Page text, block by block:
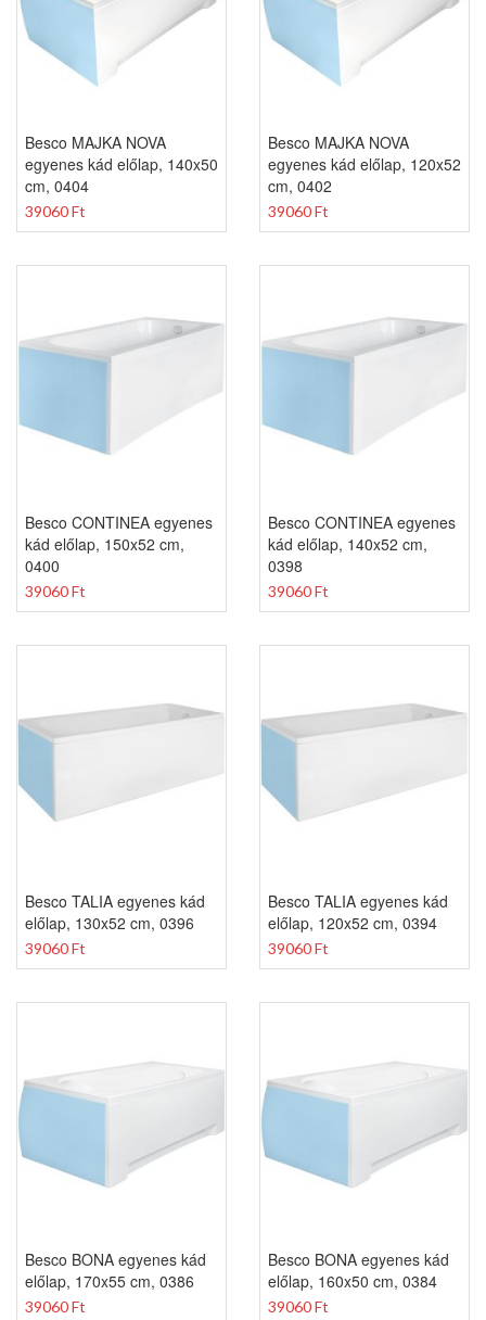
Besco MAJKA NOVA
egyenes kád előlap, 140x50
cm, 0404
39060 Ft
Besco MAJKA NOVA
egyenes kád előlap, 120x52
cm, 0402
39060 Ft
Besco CONTINEA egyenes
kád előlap, 150x52 cm,
0400
39060 Ft
Besco CONTINEA egyenes
kád előlap, 140x52 cm,
0398
39060 Ft
Besco TALIA egyenes kád
előlap, 130x52 cm, 0396
39060 Ft
Besco TALIA egyenes kád
előlap, 120x52 cm, 0394
39060 Ft
Besco BONA egyenes kád
előlap, 170x55 cm, 0386
39060 Ft
Besco BONA egyenes kád
előlap, 160x50 cm, 0384
39060 Ft